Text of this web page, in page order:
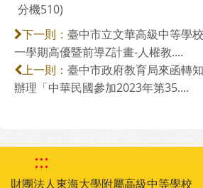
分機510)
下一則： 臺中市立文華高級中等學
一學期高優暨前導Z計畫-人權教....
上一則： 臺中市政府教育局來函轉
辦理「中華民國參加2023年第35....
:::
財團法人東海大學附屬高級中等學校